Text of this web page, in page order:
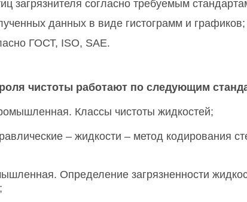
загрязнителя согласно требуемым
данных в виде гистограмм и графиков;
ГОСТ, ISO, SAE.
чистоты работают по следующим
Классы чистоты жидкостей;
– жидкости – метод кодирования
Определение загрязненности